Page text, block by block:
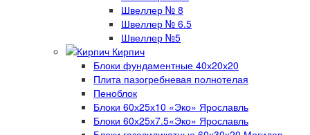
Швеллер № 8
Швеллер № 6.5
Швеллер №5
Кирпич
Блоки фундаментные 40х20х20
Плита пазогребневая полнотелая
Пеноблок
Блоки 60х25х10 «Эко» Ярославль
Блоки 60х25х7.5«Эко» Ярославль